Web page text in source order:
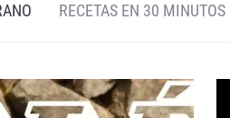
RECETAS EN 30 MINUTOS